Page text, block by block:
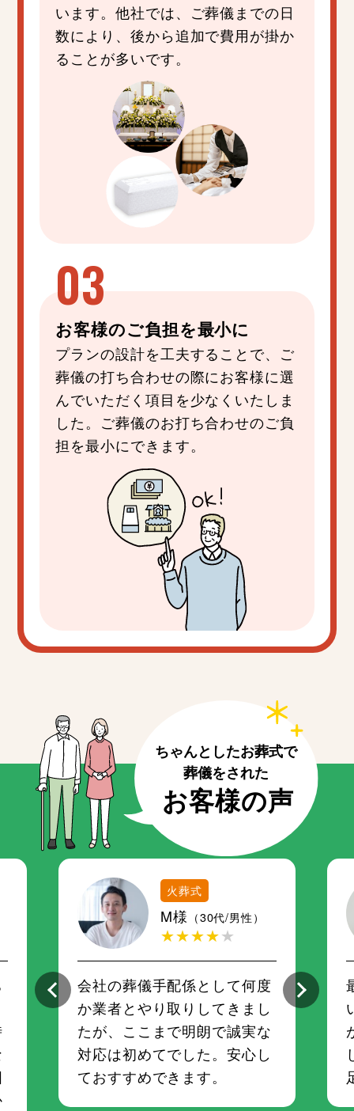
います。他社では、ご葬儀までの日
数により、後から追加で費用が掛か
ることが多いです。
お客様のご負担を最小に
プランの設計を工夫することで、ご
葬儀の打ち合わせの際にお客様に選
んでいただく項目を少なくいたしま
した。ご葬儀のお打ち合わせのご負
担を最小にできます。
火葬式
M様 （30代/男性）
★★★★★
会社の葬儀手配係として何度
か業者とやり取りしてきまし
たが、ここまで明朗で誠実な
対応は初めてでした。安心し
ておすすめできます。